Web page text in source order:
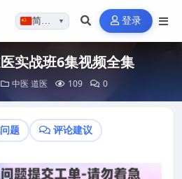
简体…▼ 登录
实战班6集视频全集
中医 道医 109 0
题 评论建议